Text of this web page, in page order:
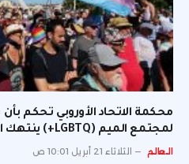
محكمة الاتحاد الأوروبي تحكم
لمجتمع الميم (LGBTQ+) ينتهك القيم الأساسية.
العالم الثلاثاء 21 أبريل 10:01 ص